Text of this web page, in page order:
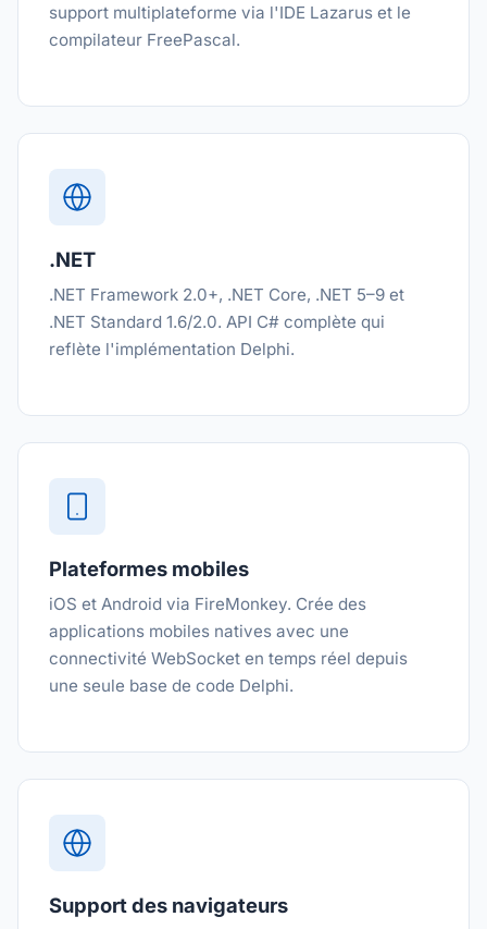
support multiplateforme via l'IDE Lazarus et le
compilateur FreePascal.
.NET
.NET Framework 2.0+, .NET Core, .NET 5–9 et
.NET Standard 1.6/2.0. API C# complète qui
reflète l'implémentation Delphi.
Plateformes mobiles
iOS et Android via FireMonkey. Crée des
applications mobiles natives avec une
connectivité WebSocket en temps réel depuis
une seule base de code Delphi.
Support des navigateurs